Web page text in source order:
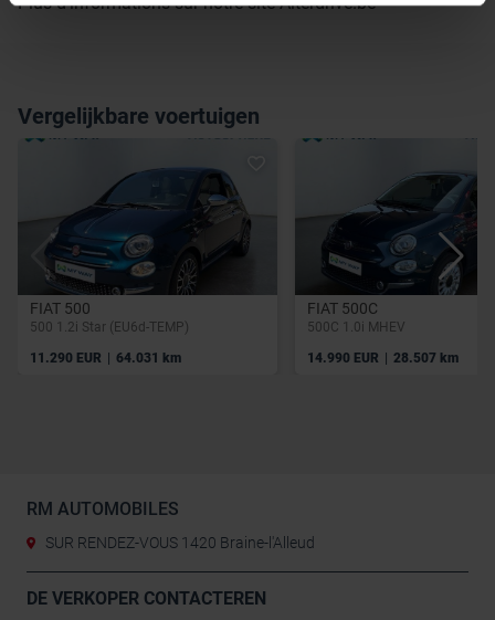
Vergelijkbare voertuigen
FIAT 500
500 1.2i Star (EU6d-TEMP)
11.290 EUR | 64.031 km
FIAT 500C
500C 1.0i MHEV
14.990 EUR | 28.507 km
RM AUTOMOBILES
SUR RENDEZ-VOUS 1420 Braine-l'Alleud
DE VERKOPER CONTACTEREN